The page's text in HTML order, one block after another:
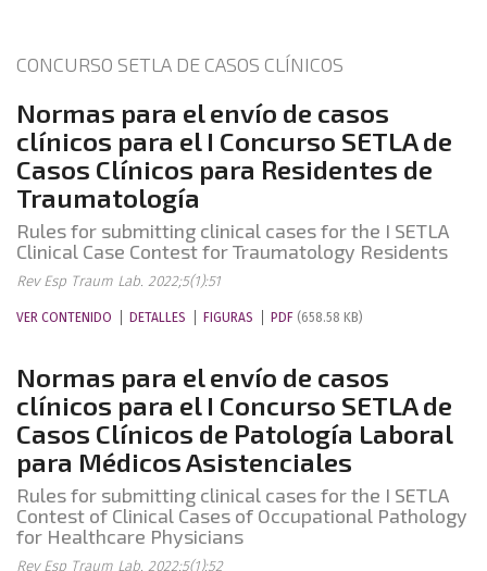
CONCURSO SETLA DE CASOS CLÍNICOS
Normas para el envío de casos
clínicos para el I Concurso SETLA de
Casos Clínicos para Residentes de
Traumatología
Rules for submitting clinical cases for the I SETLA
Clinical Case Contest for Traumatology Residents
Rev Esp Traum Lab. 2022;5(1):51
VER CONTENIDO DETALLES FIGURAS PDF (658.58 KB)
Normas para el envío de casos
clínicos para el I Concurso SETLA de
Casos Clínicos de Patología Laboral
para Médicos Asistenciales
Rules for submitting clinical cases for the I SETLA
Contest of Clinical Cases of Occupational Pathology
for Healthcare Physicians
Rev Esp Traum Lab. 2022;5(1):52